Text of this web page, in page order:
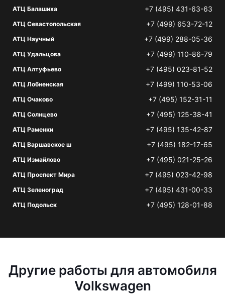
АТЦ Балашиха +7 (495) 431-63-63
АТЦ Севастопольская +7 (499) 653-72-12
АТЦ Научный +7 (499) 288-05-36
АТЦ Удальцова +7 (499) 110-86-79
АТЦ Алтуфьево +7 (495) 023-81-52
АТЦ Лобненская +7 (499) 110-53-06
АТЦ Очаково +7 (495) 152-31-11
АТЦ Солнцево +7 (495) 125-38-41
АТЦ Раменки +7 (495) 135-42-87
АТЦ Варшавское ш +7 (495) 182-17-65
АТЦ Измайлово +7 (495) 021-25-26
АТЦ Проспект Мира +7 (495) 023-42-98
АТЦ Зеленоград +7 (495) 431-00-33
АТЦ Подольск +7 (495) 128-01-88
Другие работы для автомобиля
Volkswagen